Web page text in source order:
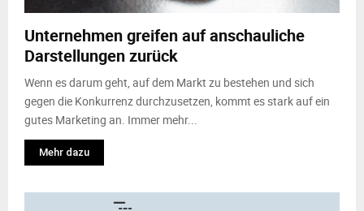
Unternehmen greifen auf anschauliche
Darstellungen zurück
Wenn es darum geht, auf dem Markt zu bestehen und sich
gegen die Konkurrenz durchzusetzen, kommt es stark auf ein
gutes Marketing an. Immer mehr...
Mehr dazu